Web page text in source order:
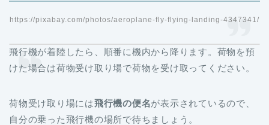
https://pixabay.com/photos/aeroplane-fly-flying-landing-4347341/
飛行機が着陸したら、順番に機内から降ります。荷物を預
けた場合は荷物受け取り場で荷物を受け取ってください。
荷物受け取り場には飛行機の便名が表示されているので、
自分の乗った飛行機の場所で待ちましょう。